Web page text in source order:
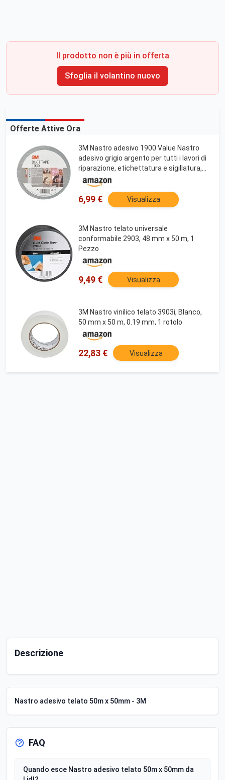
Il prodotto non è più in offerta
Sfoglia il volantino nuovo
Offerte Attive Ora
3M Nastro adesivo 1900 Value Nastro
adesivo grigio argento per tutti i lavori di
riparazione, etichettatura e sigillatura,
50 mm x 50 m, 1 rotolo di nastro adesivo
6,99 € Visualizza
3M Nastro telato universale
conformabile 2903, 48 mm x 50 m, 1
Pezzo
9,49 € Visualizza
3M Nastro vinilico telato 3903i, Blanco,
50 mm x 50 m, 0.19 mm, 1 rotolo
22,83 € Visualizza
Descrizione
Nastro adesivo telato 50m x 50mm - 3M
FAQ
Quando esce Nastro adesivo telato 50m x 50mm da